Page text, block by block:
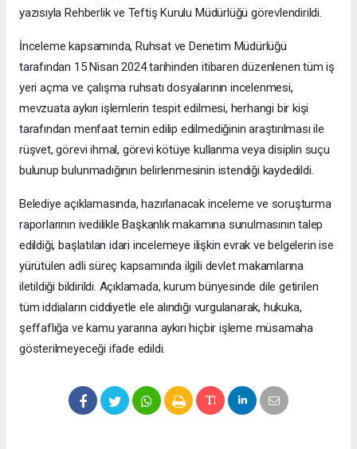
yazısıyla Rehberlik ve Teftiş Kurulu Müdürlüğü görevlendirildi.
İnceleme kapsamında, Ruhsat ve Denetim Müdürlüğü
tarafından 15 Nisan 2024 tarihinden itibaren düzenlenen tüm iş
yeri açma ve çalışma ruhsatı dosyalarının incelenmesi,
mevzuata aykırı işlemlerin tespit edilmesi, herhangi bir kişi
tarafından menfaat temin edilip edilmediğinin araştırılması ile
rüşvet, görevi ihmal, görevi kötüye kullanma veya disiplin suçu
bulunup bulunmadığının belirlenmesinin istendiği kaydedildi.
Belediye açıklamasında, hazırlanacak inceleme ve soruşturma
raporlarının ivedilikle Başkanlık makamına sunulmasının talep
edildiği, başlatılan idari incelemeye ilişkin evrak ve belgelerin ise
yürütülen adli süreç kapsamında ilgili devlet makamlarına
iletildiği bildirildi. Açıklamada, kurum bünyesinde dile getirilen
tüm iddiaların ciddiyetle ele alındığı vurgulanarak, hukuka,
şeffaflığa ve kamu yararına aykırı hiçbir işleme müsamaha
gösterilmeyeceği ifade edildi.